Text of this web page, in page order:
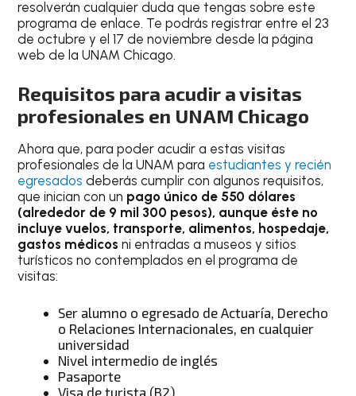
resolverán cualquier duda que tengas sobre este
programa de enlace. Te podrás registrar entre el 23
de octubre y el 17 de noviembre desde la página
web de la UNAM Chicago.
Requisitos para acudir a visitas
profesionales en UNAM Chicago
Ahora que, para poder acudir a estas visitas
profesionales de la UNAM para estudiantes y recién
egresados deberás cumplir con algunos requisitos,
que inician con un pago único de 550 dólares
(alrededor de 9 mil 300 pesos), aunque éste no
incluye vuelos, transporte, alimentos, hospedaje,
gastos médicos ni entradas a museos y sitios
turísticos no contemplados en el programa de
visitas:
Ser alumno o egresado de Actuaría, Derecho
o Relaciones Internacionales, en cualquier
universidad
Nivel intermedio de inglés
Pasaporte
Visa de turista (B2)